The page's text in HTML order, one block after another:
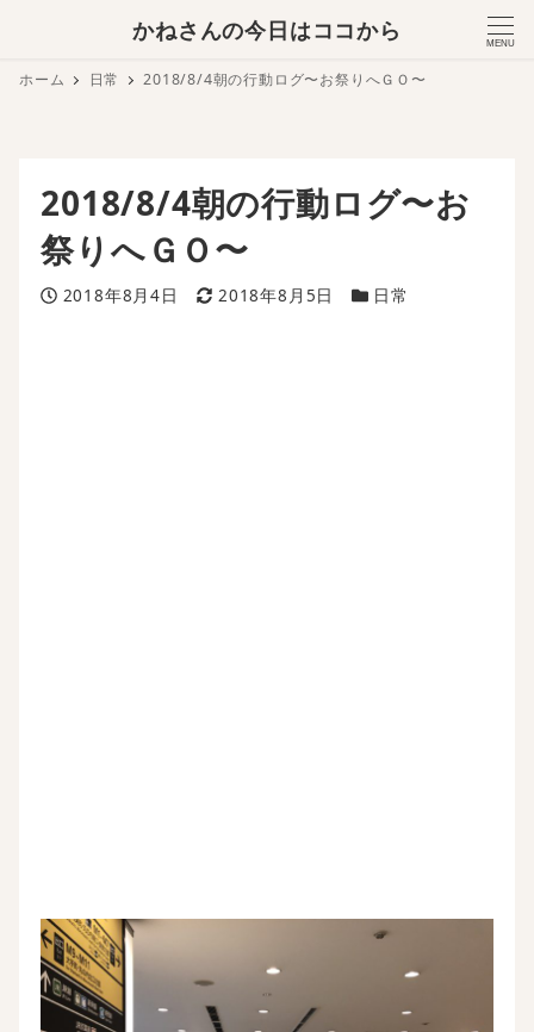
かねさんの今日はココから
MENU
ホーム 日常 2018/8/4朝の行動ログ〜お祭りへＧＯ〜
2018/8/4朝の行動ログ〜お
祭りへＧＯ〜
投稿日
2018年8月4日 更新日
2018年8月5日 カテゴリー
日常